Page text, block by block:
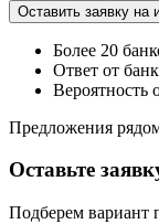
Оставить заявку на
Более 20
Ответ от
Вероятность
Предложения
Оставьте
Подберем вариант